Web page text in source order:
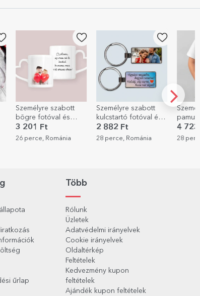
Személyre szabott
kulcstartó fotóval és
szöveggel
2 882 Ft
28 perce, Románia
Személyre szabott
pamut póló
gyerekeknek, az Ön
portréjával
4 723 Ft
28 perce, Románia
1
28
űrlap
Több
Rólunk
Üzletek
Adatvédelmi irányelvek
Cookie irányelvek
Oldaltérkép
Feltételek
Kedvezmény kupon
feltételek
Ajándék kupon feltételek